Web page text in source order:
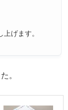
げます。
。